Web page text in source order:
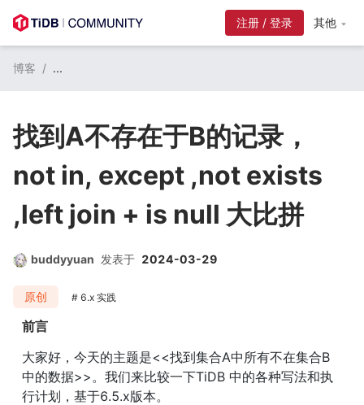
注册 / 登录 其他
博客 / ...
找到A不存在于B的记录，
not in, except ,not exists
,left join + is null 大比拼
buddyyuan 发表于 2024-03-29
原创 6.x 实践
前言
大家好，今天的主题是<<找到集合A中所有不在集合B
中的数据>>。我们来比较一下TiDB 中的各种写法和执
行计划，基于6.5.x版本。